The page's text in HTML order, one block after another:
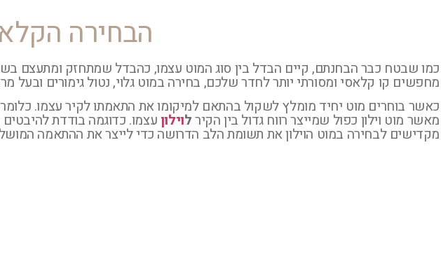
הבחירה
כמו שבטח כבר הבחנתם, קיים הבדל בין סוג המוט עצמו, כהבדל שמתחזק ומתעצם
מחפשים קו קלאסי ומסורתי יותר לחדר שלכם, בחירה במוט גלוי, נטול גימורים ובעל
כאשר בוחרים מוט יחיד מומלץ לשקול בהתאם למיקומו את התאמתו לקיר עצמו.
מאשר מוט וילון כפול שמייצר רווח גדול בין הקירלוילון עצמו. כדוגמה בודדת
מקדישים לבחירה במוט הוילון את תשומת הלב הדרושה כדי לייצר את ההתאמה